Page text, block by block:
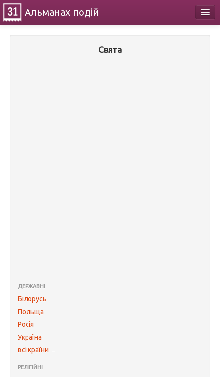
Альманах подій
Свята
ДЕРЖАВНІ
Білорусь
Польща
Росія
Україна
всі країни →
РЕЛІГІЙНІ